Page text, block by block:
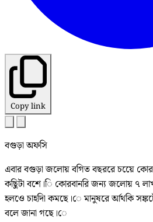
Copy link
বগুড়া অফসি
এবার বগুড়া জলোয় বগিত বছররে চয়েে
কছিুটা বশে।ি কোরবানরি জন্য জলোয় ৭
হলওে চাহদিা কমছে।ে মানুষরে র্আথকি
বলে জানা গছে।ে